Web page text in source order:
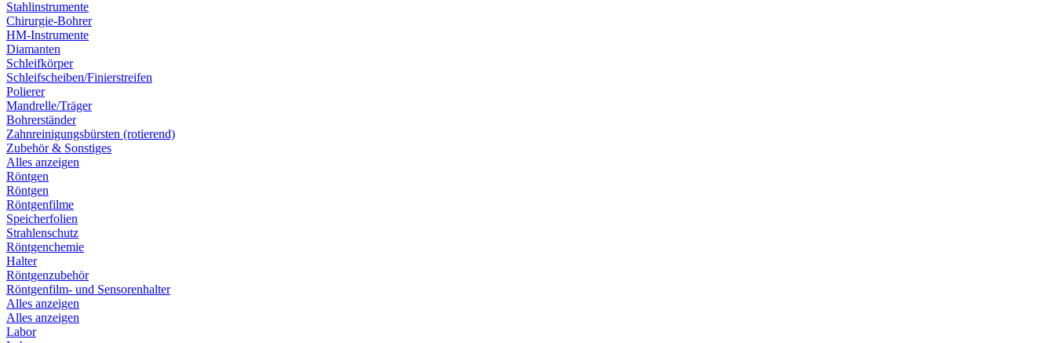
Stahlinstrumente
Chirurgie-Bohrer
HM-Instrumente
Diamanten
Schleifkörper
Schleifscheiben/Finierstreifen
Polierer
Mandrelle/Träger
Bohrerständer
Zahnreinigungsbürsten (rotierend)
Zubehör & Sonstiges
Alles anzeigen
Röntgen
Röntgen
Röntgenfilme
Speicherfolien
Strahlenschutz
Röntgenchemie
Halter
Röntgenzubehör
Röntgenfilm- und Sensorenhalter
Alles anzeigen
Alles anzeigen
Labor